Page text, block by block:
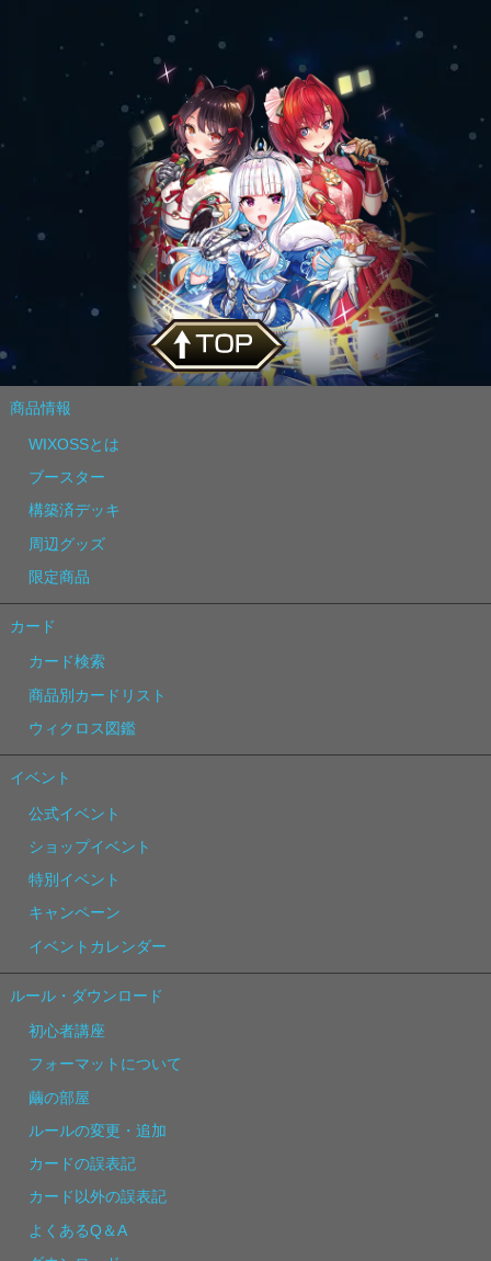
商品情報
WIXOSSとは
ブースター
構築済デッキ
周辺グッズ
限定商品
カード
カード検索
商品別カードリスト
ウィクロス図鑑
イベント
公式イベント
ショップイベント
特別イベント
キャンペーン
イベントカレンダー
ルール・ダウンロード
初心者講座
フォーマットについて
繭の部屋
ルールの変更・追加
カードの誤表記
カード以外の誤表記
よくあるQ＆A